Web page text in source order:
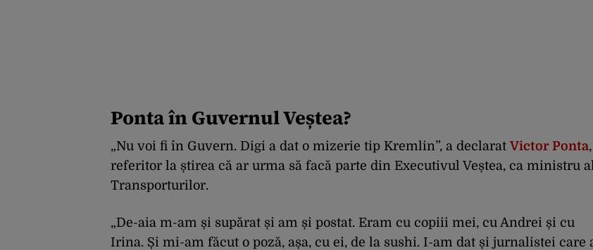
Ponta în Guvernul Veștea?
„Nu voi fi în Guvern. Digi a dat o mizerie tip Kremlin”, a declaratVictor Ponta,
referitor la știrea că ar urma să facă parte din Executivul Veștea, ca ministru al
Transporturilor.
„De-aia m-am și supărat și am și postat. Eram cu copiii mei, cu Andrei și cu
Irina. Și mi-am făcut o poză, așa, cu ei, de la sushi. I-am dat și jurnalistei care